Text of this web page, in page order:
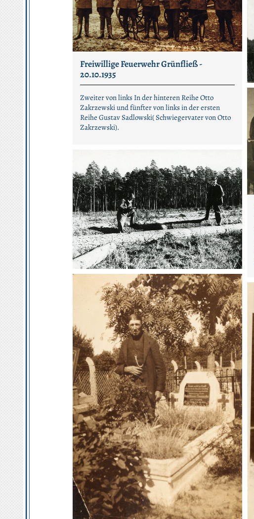
Freiwillige Feuerwehr Grünfließ -
20.10.1935
Zweiter von links In der hinteren Reihe Otto
Zakrzewski und fünfter von links in der ersten
Reihe Gustav Sadlowski( Schwiegervater von Otto
Zakrzewski).